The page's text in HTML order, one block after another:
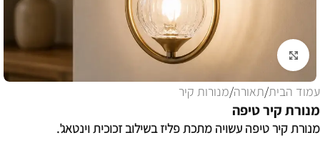
לחצו להגדלה
עמוד הבית/תאורה/מנורות קיר
מנורת קיר טיפה
מנורת קיר טיפה עשויה מתכת פליז בשילוב זכוכית וינטאג'.